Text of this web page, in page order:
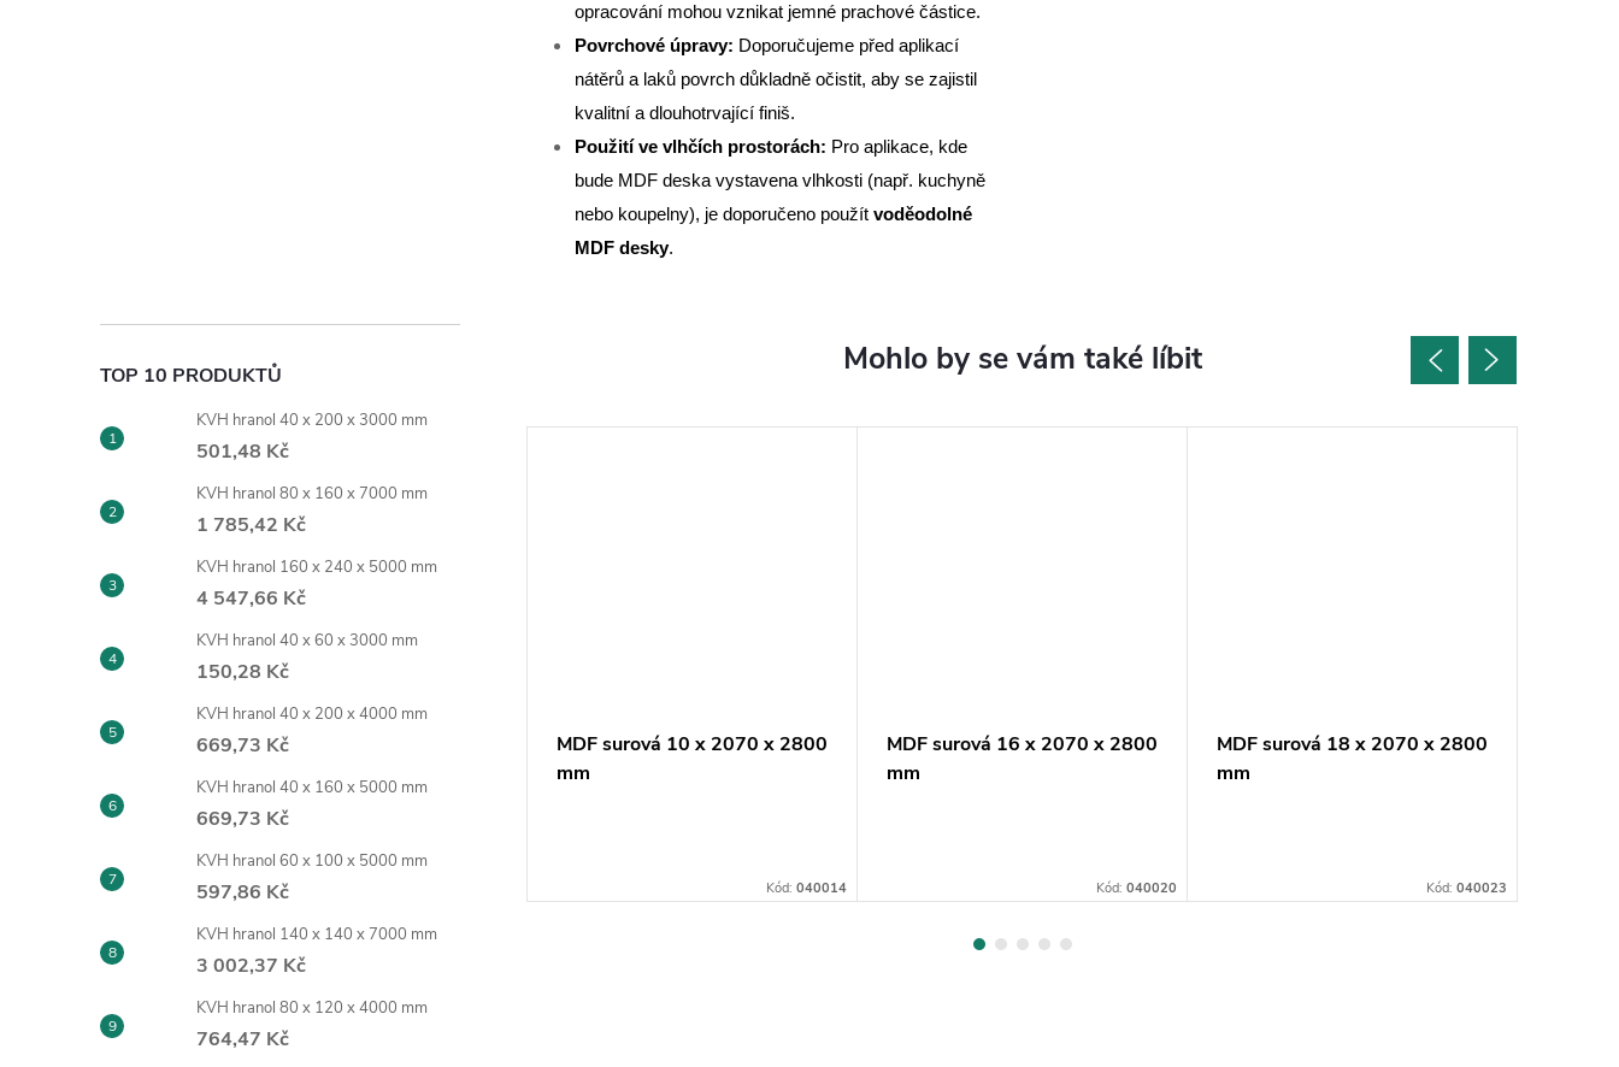
TOP 10 PRODUKTŮ
KVH hranol 40 x 200 x 3000 mm
501,48 Kč
KVH hranol 80 x 160 x 7000 mm
1 785,42 Kč
KVH hranol 160 x 240 x 5000 mm
4 547,66 Kč
KVH hranol 40 x 60 x 3000 mm
150,28 Kč
KVH hranol 40 x 200 x 4000 mm
669,73 Kč
KVH hranol 40 x 160 x 5000 mm
669,73 Kč
KVH hranol 60 x 100 x 5000 mm
597,86 Kč
KVH hranol 140 x 140 x 7000 mm
3 002,37 Kč
KVH hranol 80 x 120 x 4000 mm
764,47 Kč
opracování mohou vznikat jemné prachové částice.
Povrchové úpravy: Doporučujeme před aplikací
nátěrů a laků povrch důkladně očistit, aby se zajistil
kvalitní a dlouhotrvající finiš.
Použití ve vlhčích prostorách: Pro aplikace, kde
bude MDF deska vystavena vlhkosti (např. kuchyně
nebo koupelny), je doporučeno použít voděodolné
MDF desky.
x 2070 x 2800
Kód:
MDF surová 25 x 2070 x 2800
MDF surová 10 x 2070 x 2800
mm
Kód: 040014
MDF surová 16 x 2070 x 2800
mm
Kód: 040020
MDF surová 18 x 2070 x 2800
mm
Kód: 040023